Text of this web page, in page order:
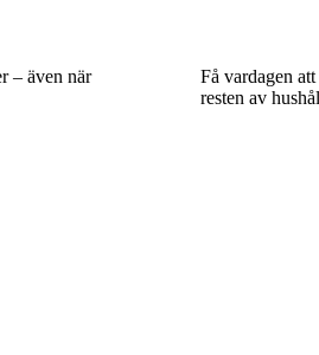
– även när
Få vardagen
resten av